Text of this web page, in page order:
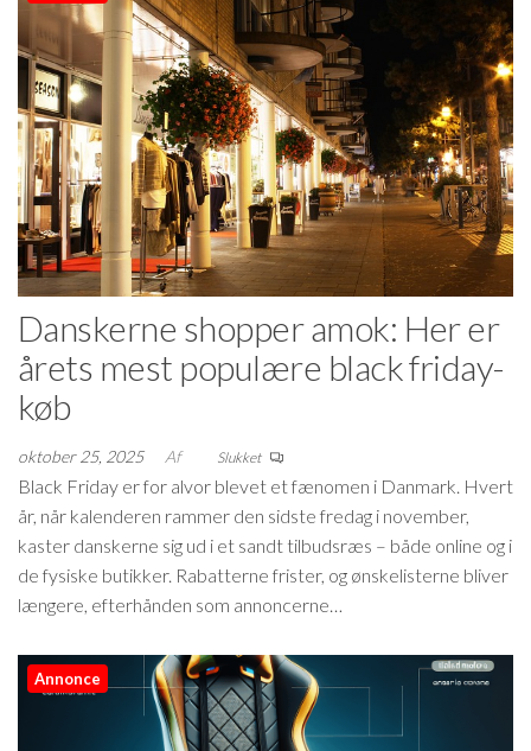
Danskerne shopper amok: Her er
årets mest populære black friday-
køb
oktober 25, 2025 Af Slukket
Black Friday er for alvor blevet et fænomen i Danmark. Hvert
år, når kalenderen rammer den sidste fredag i november,
kaster danskerne sig ud i et sandt tilbudsræs – både online og i
de fysiske butikker. Rabatterne frister, og ønskelisterne bliver
længere, efterhånden som annoncerne…
Annonce